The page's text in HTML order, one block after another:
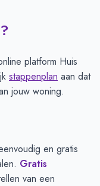
platform Huis
stappenplan aan dat
jouw woning.
en gratis
Gratis
van een